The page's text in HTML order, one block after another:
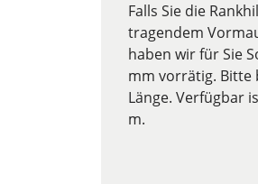
Falls Sie die
tragendem
haben wir für Sie
mm vorrätig. Bitte
Länge. Verfügbar
m.